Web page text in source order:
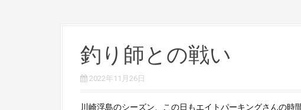
釣り師との戦い
2022年11月26日
川崎浮島のシーズン、この日もエイトパーキングさんの時